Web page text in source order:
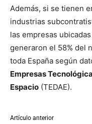
Además, si se tienen
industrias
las empresas
generaron el 58% del
toda España según
Empresas
Espacio (TEDAE).
Artículo anterior